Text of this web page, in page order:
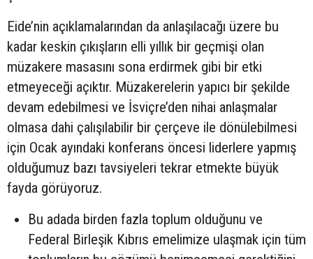
Eide’nin açıklamalarından da anlaşılacağı üzere bu
kadar keskin çıkışların elli yıllık bir geçmişi olan
müzakere masasını sona erdirmek gibi bir etki
etmeyeceği açıktır. Müzakerelerin yapıcı bir şekilde
devam edebilmesi ve İsviçre’den nihai anlaşmalar
olmasa dahi çalışılabilir bir çerçeve ile dönülebilmesi
için Ocak ayındaki konferans öncesi liderlere yapmış
olduğumuz bazı tavsiyeleri tekrar etmekte büyük
fayda görüyoruz.
Bu adada birden fazla toplum olduğunu ve
Federal Birleşik Kıbrıs emelimize ulaşmak için tüm